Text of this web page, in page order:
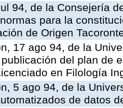
94, de la Consejería
para la
de Origen
17 ago 94, de la
del plan de
en Filología
5 ago 94, de la
de datos